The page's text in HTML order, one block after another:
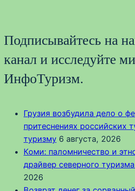
Подписывайтесь на
канал и исследуйте
ИнфоТуризм.
Грузия возбудила дело о
притеснениях российских
туризму 6 августа, 2026
Коми: паломничество и
драйвер северного
2026